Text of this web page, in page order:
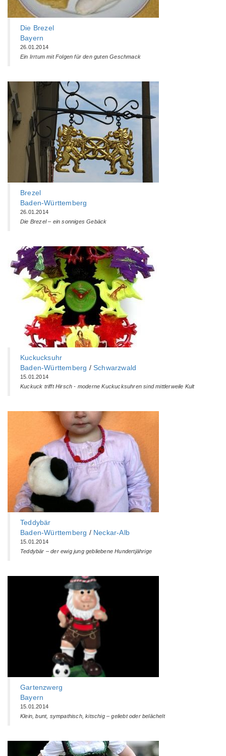
Die Brezel
Bayern
26.01.2014
Ein Irrtum mit Folgen für den guten Geschmack
Brezel
Baden-Württemberg‎
26.01.2014
Die Brezel – ein sonniges Gebäck
Kuckucksuhr
Baden-Württemberg‎ /Schwarzwald
15.01.2014
Kuckuck trifft Hirsch - moderne Kuckucksuhren sind mittlerweile Kult
Teddybär
Baden-Württemberg‎ / Neckar-Alb
15.01.2014
Teddybär – der ewig jung gebliebene Hundertjährige
Gartenzwerg
Bayern
15.01.2014
Klein, bunt, sympathisch, kitschig – geliebt oder belächelt